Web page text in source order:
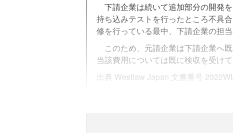
下請企業は続いて追加部分の開発
持ち込みテストを行ったところ不具
修を行っている最中、下請企業の担
このため、元請企業は下請企業へ
当該費用については既に検収を受け
出典 Westlaw Japan 文書番号